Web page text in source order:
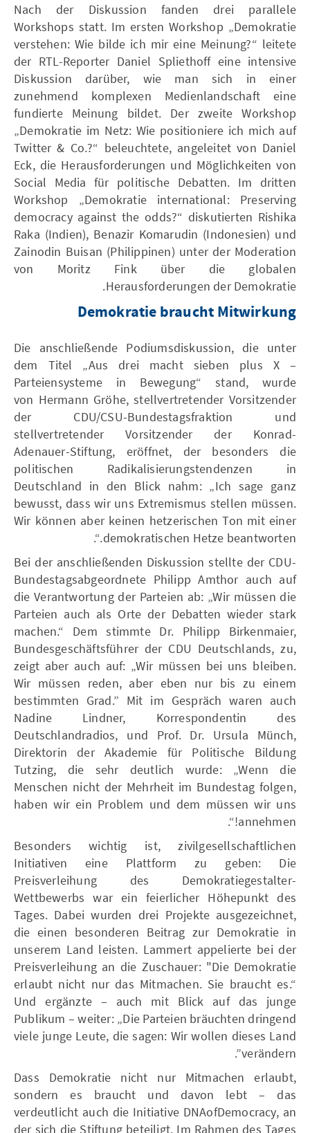
Nach der Diskussion fanden drei parallele
Workshops statt. Im ersten Workshop „Demokratie
verstehen: Wie bilde ich mir eine Meinung?“ leitete
der RTL-Reporter Daniel Spliethoff eine intensive
Diskussion darüber, wie man sich in einer
zunehmend komplexen Medienlandschaft eine
fundierte Meinung bildet. Der zweite Workshop
„Demokratie im Netz: Wie positioniere ich mich auf
Twitter & Co.?“ beleuchtete, angeleitet von Daniel
Eck, die Herausforderungen und Möglichkeiten von
Social Media für politische Debatten. Im dritten
Workshop „Demokratie international: Preserving
democracy against the odds?“ diskutierten Rishika
Raka (Indien), Benazir Komarudin (Indonesien) und
Zainodin Buisan (Philippinen) unter der Moderation
von Moritz Fink über die globalen
Herausforderungen der Demokratie.
Demokratie braucht Mitwirkung
Die anschließende Podiumsdiskussion, die unter
dem Titel „Aus drei macht sieben plus X –
Parteiensysteme in Bewegung“ stand, wurde
von Hermann Gröhe, stellvertretender Vorsitzender
der CDU/CSU-Bundestagsfraktion und
stellvertretender Vorsitzender der Konrad-
Adenauer-Stiftung, eröffnet, der besonders die
politischen Radikalisierungstendenzen in
Deutschland in den Blick nahm: „Ich sage ganz
bewusst, dass wir uns Extremismus stellen müssen.
Wir können aber keinen hetzerischen Ton mit einer
demokratischen Hetze beantworten.“.
Bei der anschließenden Diskussion stellte der CDU-
Bundestagsabgeordnete Philipp Amthor auch auf
die Verantwortung der Parteien ab: „Wir müssen die
Parteien auch als Orte der Debatten wieder stark
machen.“ Dem stimmte Dr. Philipp Birkenmaier,
Bundesgeschäftsführer der CDU Deutschlands, zu,
zeigt aber auch auf: „Wir müssen bei uns bleiben.
Wir müssen reden, aber eben nur bis zu einem
bestimmten Grad.” Mit im Gespräch waren auch
Nadine Lindner, Korrespondentin des
Deutschlandradios, und Prof. Dr. Ursula Münch,
Direktorin der Akademie für Politische Bildung
Tutzing, die sehr deutlich wurde: „Wenn die
Menschen nicht der Mehrheit im Bundestag folgen,
haben wir ein Problem und dem müssen wir uns
annehmen!“.
Besonders wichtig ist, zivilgesellschaftlichen
Initiativen eine Plattform zu geben: Die
Preisverleihung des Demokratiegestalter-
Wettbewerbs war ein feierlicher Höhepunkt des
Tages. Dabei wurden drei Projekte ausgezeichnet,
die einen besonderen Beitrag zur Demokratie in
unserem Land leisten. Lammert appelierte bei der
Preisverleihung an die Zuschauer: "Die Demokratie
erlaubt nicht nur das Mitmachen. Sie braucht es.“
Und ergänzte – auch mit Blick auf das junge
Publikum – weiter: „Die Parteien bräuchten dringend
viele junge Leute, die sagen: Wir wollen dieses Land
verändern”.
Dass Demokratie nicht nur Mitmachen erlaubt,
sondern es braucht und davon lebt – das
verdeutlicht auch die Initiative DNAofDemocracy, an
der sich die Stiftung beteiligt. Im Rahmen des Tages